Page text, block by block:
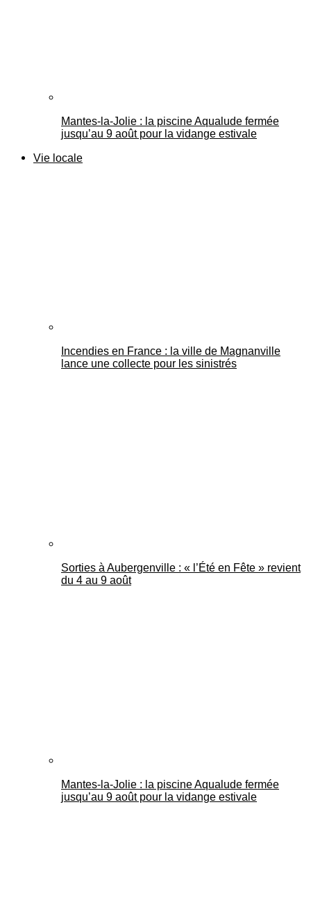
Mantes-la-Jolie : la piscine Aqualude fermée
jusqu’au 9 août pour la vidange estivale
Vie locale
Incendies en France : la ville de Magnanville
lance une collecte pour les sinistrés
Sorties à Aubergenville : « l’Été en Fête » revient
du 4 au 9 août
Mantes-la-Jolie : la piscine Aqualude fermée
jusqu’au 9 août pour la vidange estivale